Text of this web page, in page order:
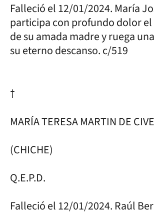
Falleció el 12/01/2024. María
participa con profundo dolor
de su amada madre y ruega
su eterno descanso. c/519
†
MARÍA TERESA MARTIN DE
(CHICHE)
Q.E.P.D.
Falleció el 12/01/2024. Raúl